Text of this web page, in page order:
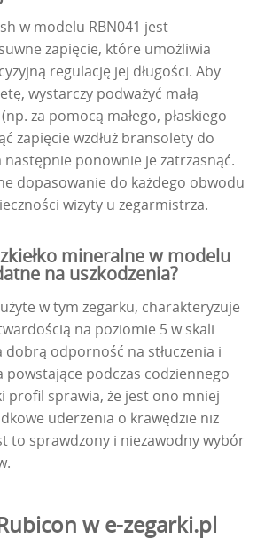
w modelu RBN041 jest
zapięcie, które umożliwia
regulację jej długości. Aby
wystarczy podważyć małą
za pomocą małego, płaskiego
zapięcie wzdłuż bransolety do
następnie ponownie je zatrzasnąć.
dopasowanie do każdego obwodu
wizyty u zegarmistrza.
mineralne w modelu
na uszkodzenia?
w tym zegarku, charakteryzuje
na poziomie 5 w skali
dobrą odporność na stłuczenia i
powstające podczas codziennego
profil sprawia, że jest ono mniej
uderzenia o krawędzie niż
to sprawdzony i niezawodny wybór
w e-zegarki.pl